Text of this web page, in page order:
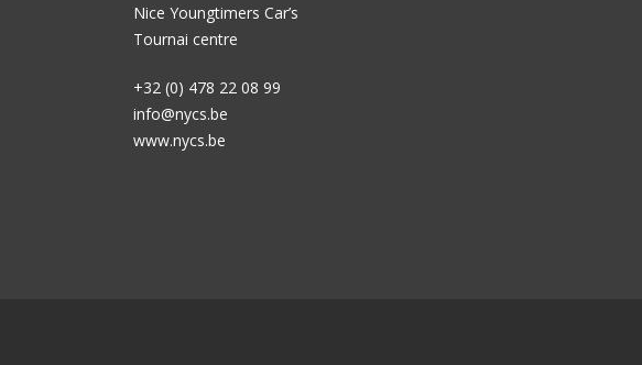
Nice Youngtimers Car’s
Tournai centre
+32 (0) 478 22 08 99
info@nycs.be
www.nycs.be